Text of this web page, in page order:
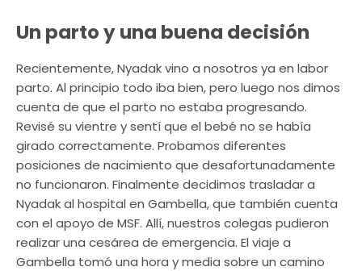
Un parto y una buena decisión
Recientemente, Nyadak vino a nosotros ya en labor
parto. Al principio todo iba bien, pero luego nos dimos
cuenta de que el parto no estaba progresando.
Revisé su vientre y sentí que el bebé no se había
girado correctamente. Probamos diferentes
posiciones de nacimiento que desafortunadamente
no funcionaron. Finalmente decidimos trasladar a
Nyadak al hospital en Gambella, que también cuenta
con el apoyo de MSF. Allí, nuestros colegas pudieron
realizar una cesárea de emergencia. El viaje a
Gambella tomó una hora y media sobre un camino